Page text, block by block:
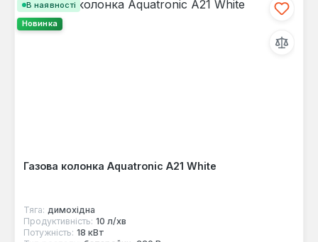
В наявності
Новинка
Газова колонка Aquatronic A21 White
Тяга: димохідна
Продуктивність: 10 л/хв
Потужність: 18 кВт